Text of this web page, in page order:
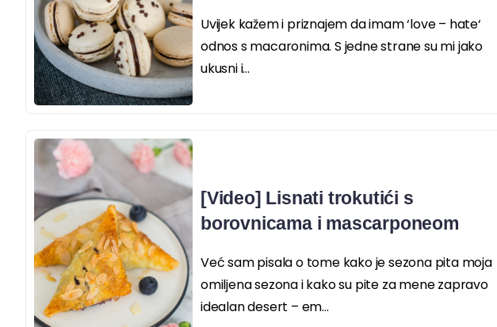
Uvijek kažem i priznajem da imam ‘love – hate‘
odnos s macaronima. S jedne strane su mi jako
ukusni i...
[Video] Lisnati trokutići s
borovnicama i mascarponeom
Već sam pisala o tome kako je sezona pita moja
omiljena sezona i kako su pite za mene zapravo
idealan desert – em...